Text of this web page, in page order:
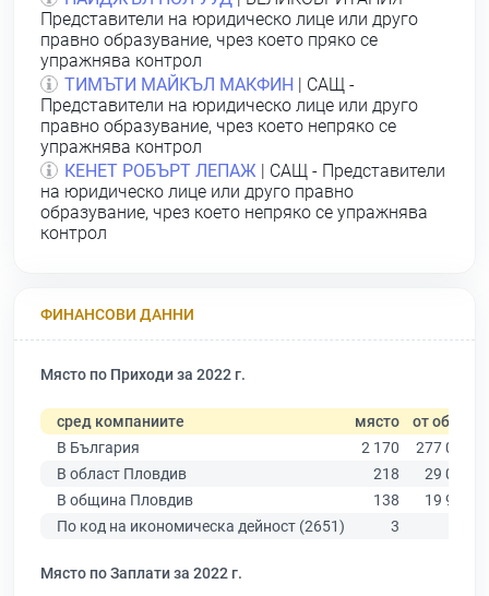
Представители на юридическо лице или друго
правно образувание, чрез което пряко се
упражнява контрол
ТИМЪТИ МАЙКЪЛ МАКФИН
| САЩ -
Представители на юридическо лице или друго
правно образувание, чрез което непряко се
упражнява контрол
КЕНЕТ РОБЪРТ ЛЕПАЖ | САЩ - Представители
на юридическо лице или друго правно
образувание, чрез което непряко се упражнява
контрол
ФИНАНСОВИ ДАННИ
Място по Приходи за 2022 г.
сред компаниите място от общо
В България
2 170
277 019
В област Пловдив
218
29 067
В община Пловдив
138
19 939
По код на икономическа дейност (2651)
3
Място по Заплати за 2022 г.